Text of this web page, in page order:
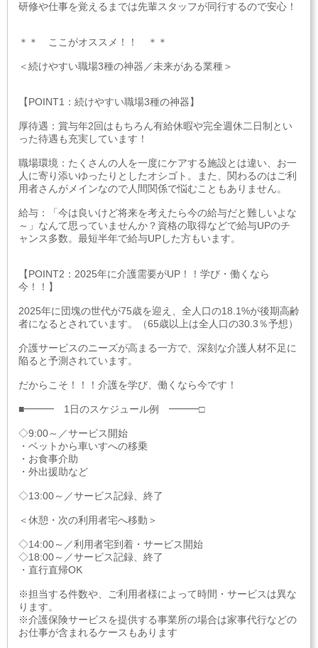
研修や仕事を覚えるまでは先輩スタッフが同行するので安心！
＊＊ ここがオススメ！！ ＊＊
＜続けやすい職場3種の神器／未来がある業種＞
【POINT1：続けやすい職場3種の神器】
厚待遇：賞与年2回はもちろん有給休暇や完全週休二日制とい
った待遇も充実しています！
職場環境：たくさんの人を一度にケアする施設とは違い、お一
人に寄り添いゆったりとしたオシゴト。また、関わるのはご利
用者さんがメインなので人間関係で悩むこともありません。
給与：「今は良いけど将来を考えたら今の給与だと難しいよな
～」なんて思っていませんか？資格の取得などで給与UPのチ
ャンス多数。最短半年で給与UPした方もいます。
【POINT2：2025年に介護需要がUP！！学び・働くなら
今！！】
2025年に団塊の世代が75歳を迎え、全人口の18.1%が後期高齢
者になるとされています。（65歳以上は全人口の30.3％予想）
介護サービスのニーズが高まる一方で、深刻な介護人材不足に
陥ると予測されています。
だからこそ！！！介護を学び、働くなら今です！
■━━━ 1日のスケジュール例 ━━━□
◇9:00～／サービス開始
・ベットから車いすへの移乗
・お食事介助
・外出援助など
◇13:00～／サービス記録、終了
＜休憩・次の利用者宅へ移動＞
◇14:00～／利用者宅到着・サービス開始
◇18:00～／サービス記録、終了
・直行直帰OK
※担当する件数や、ご利用者様によって時間・サービスは異な
ります。
※介護保険サービスを提供する事業所の場合は家事代行などの
お仕事が含まれるケースもあります